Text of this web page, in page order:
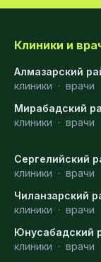
Клиники и
Алмазарский
клиники · врачи
Мирабадский
клиники · врачи
Сергелийский
клиники · врачи
Чиланзарский
клиники · врачи
Юнусабадский
клиники · врачи